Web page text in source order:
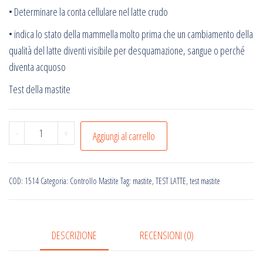
• Determinare la conta cellulare nel latte crudo
• indica lo stato della mammella molto prima che un cambiamento della
qualità del latte diventi visibile per desquamazione, sangue o perché
diventa acquoso
Test della mastite
-
Kerba
Test
del
+ Aggiungi al carrello
COD: 1514 Categoria: Controllo Mastite Tag: mastite, TEST LATTE, test mastite
DESCRIZIONE RECENSIONI (0)